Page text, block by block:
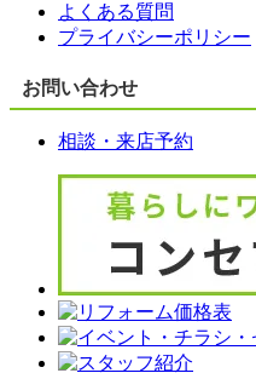
よくある質問
プライバシーポリシー
お問い合わせ
相談・来店予約